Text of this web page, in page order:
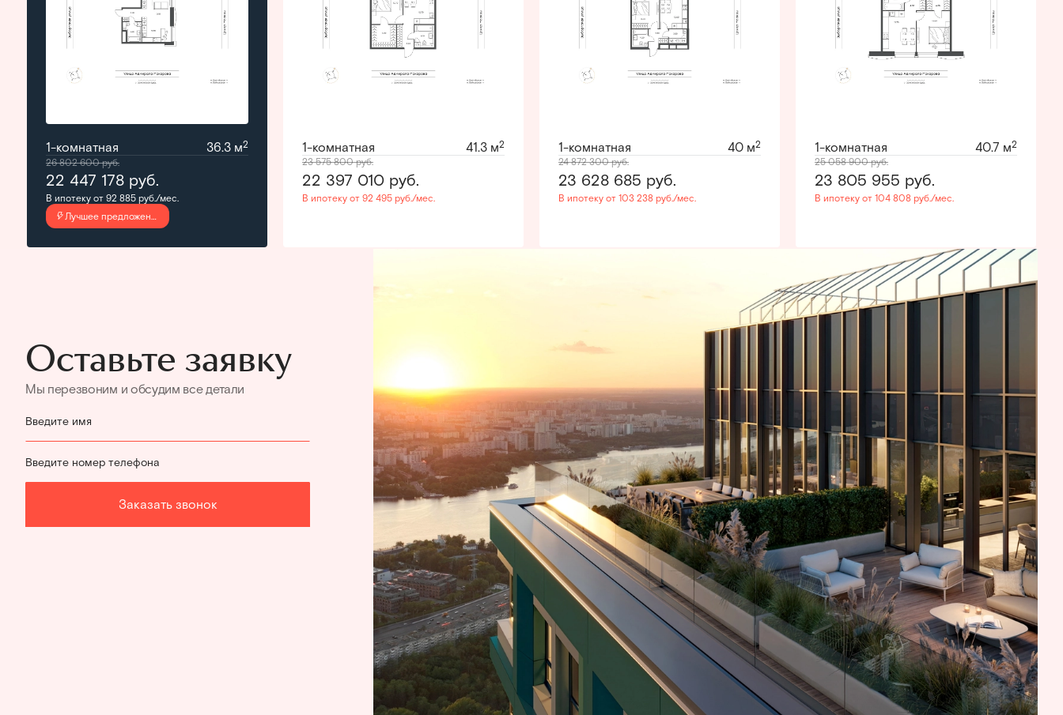
1-комнатная 36.3 м2
26 802 600руб.
22 447 178 руб.
В ипотеку от 92 885 руб./мес.
Лучшее предложение
1-комнатная 41.3 м2
23 575 800руб.
22 397 010 руб.
В ипотеку от 92 495 руб./мес.
1-комнатная 40 м2
24 872 300руб.
23 628 685 руб.
В ипотеку от 103 238 руб./мес.
1-комнатная 40.7 м2
25 058 900руб.
23 805 955 руб.
В ипотеку от 104 808 руб./мес.
Оставьте заявку
Мы перезвоним и обсудим все детали
Введите имя
Введите номер телефона
Заказать звонок